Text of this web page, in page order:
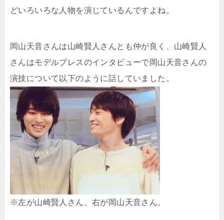
どいろいろな人物を演じているんですよね。
岡山天音さんは山崎賢人さんとも仲が良く、山崎賢人
さんはモデルプレスのインタビューで岡山天音さんの
演技について以下のように話していました。
※左が山崎賢人さん、右が岡山天音さん。